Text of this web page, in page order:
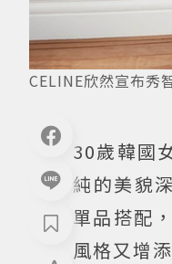
CELINE欣然宣布秀
30歲韓國
純的美貌
單品搭配
風格又增